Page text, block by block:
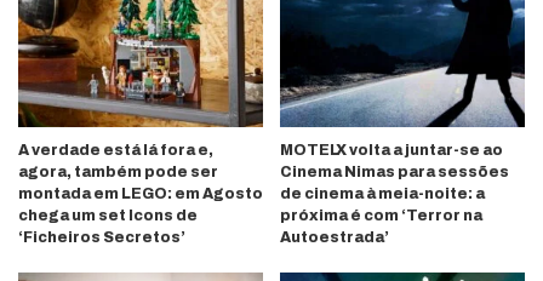
A verdade está lá fora e,
agora, também pode ser
montada em LEGO: em Agosto
chega um set Icons de
‘Ficheiros Secretos’
MOTELX volta a juntar-se ao
Cinema Nimas para sessões
de cinema à meia-noite: a
próxima é com ‘Terror na
Autoestrada’